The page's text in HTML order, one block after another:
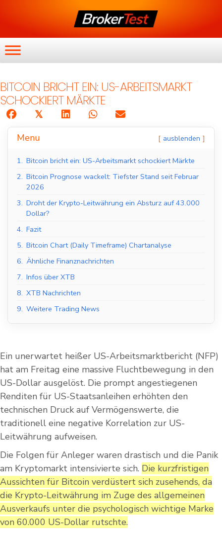
BITCOIN BRICHT EIN: US-ARBEITSMARKT
SCHOCKIERT MÄRKTE
𝕏
Menu ausblenden
1. Bitcoin bricht ein: US-Arbeitsmarkt schockiert Märkte
2. Bitcoin Prognose wackelt: Tiefster Stand seit Februar
2026
3. Droht der Krypto-Leitwährung ein Absturz auf 43.000
Dollar?
4. Fazit
5. Bitcoin Chart (Daily Timeframe) Chartanalyse
6. Ähnliche Finanznachrichten
7. Infos über XTB
8. XTB Nachrichten
9. Weitere Trading News
Ein unerwartet heißer US-Arbeitsmarktbericht (NFP)
hat am Freitag eine massive Fluchtbewegung in den
US-Dollar ausgelöst. Die prompt angestiegenen
Renditen für US-Staatsanleihen erhöhten den
technischen Druck auf Vermögenswerte, die
traditionell eine negative Korrelation zur US-
Leitwährung aufweisen.
Die Folgen für Anleger waren drastisch und die Panik
am Kryptomarkt intensivierte sich. Die kurzfristigen
Aussichten für Bitcoin verdüstert sich zusehends, da
die Krypto-Leitwährung im Zuge des allgemeinen
Ausverkaufs unter die psychologisch wichtige Marke
von 60.000 US-Dollar rutschte.